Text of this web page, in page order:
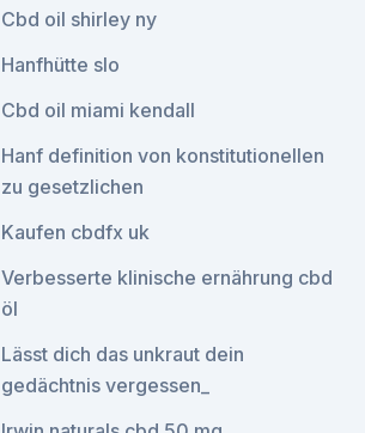
Cbd oil shirley ny
Hanfhütte slo
Cbd oil miami kendall
Hanf definition von konstitutionellen
zu gesetzlichen
Kaufen cbdfx uk
Verbesserte klinische ernährung cbd
öl
Lässt dich das unkraut dein
gedächtnis vergessen_